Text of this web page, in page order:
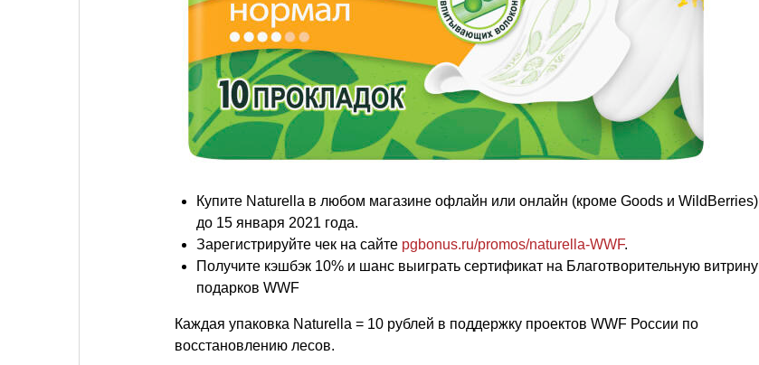
Купите Naturella в любом магазине офлайн или онлайн (кроме Goods и WildBerries)
до 15 января 2021 года.
Зарегистрируйте чек на сайте pgbonus.ru/promos/naturella-WWF.
Получите кэшбэк 10% и шанс выиграть сертификат на Благотворительную витрину
подарков WWF
Каждая упаковка Naturella = 10 рублей в поддержку проектов WWF России по
восстановлению лесов.